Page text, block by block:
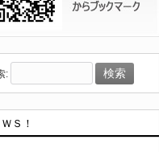
:
Ｓ！